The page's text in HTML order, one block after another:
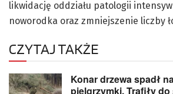
likwidację oddziału patologii
noworodka oraz zmniejszenie liczby
CZYTAJ TAKŻE
Konar drzewa spadł
pielgrzymki. Trafiły